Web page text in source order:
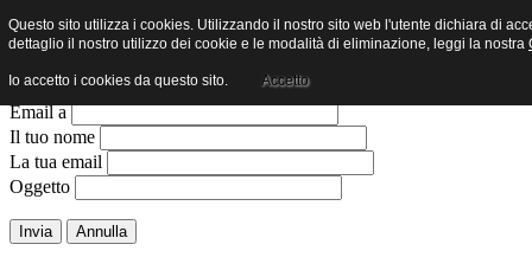
Invia ad un amico.
Chiudi finestra
Email a
Il tuo nome
La tua email
Oggetto
Invia Annulla
Questo sito utilizza i cookies. Utilizzando il nostro sito web l'utente dichiara di
dettaglio il nostro utilizzo dei cookie e le modalità di eliminazione, leggi la nostra
Io accetto i cookies da questo sito. Accetto